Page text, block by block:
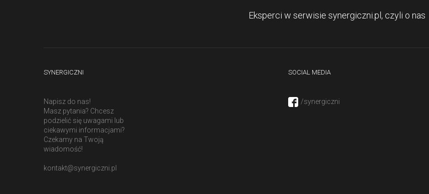
Eksperci w serwisie synergiczni.pl, czyli o nas
SYNERGICZNI
Napisz do nas!
Masz pytania? Chcesz
podzielić się uwagami lub
ciekawymi informacjami?
Czekamy na Twoją
wiadomość!
kontakt@synergiczni.pl
SOCIAL MEDIA
/synergiczni